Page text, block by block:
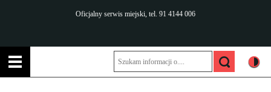
Oficjalny serwis miejski, tel. 91 4144 006